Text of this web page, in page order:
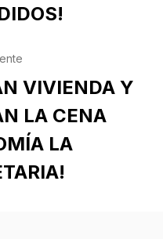
VIVIENDA Y
LA CENA
LA